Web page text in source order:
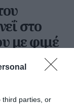
third parties, or
στο
με φιμέ
ο Πρόεδρος